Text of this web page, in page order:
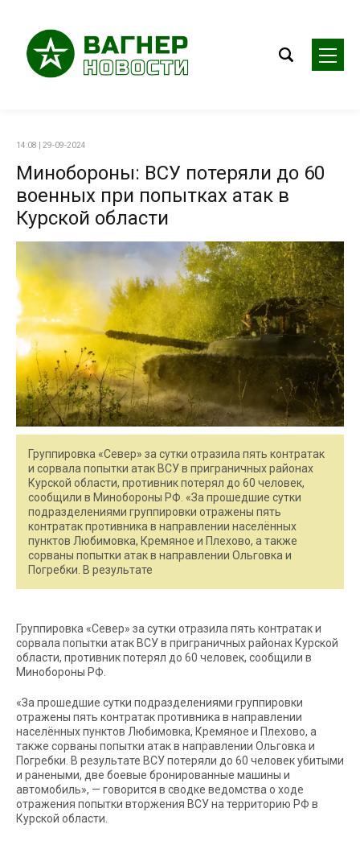
14:08 | 29-09-2024
Минобороны: ВСУ потеряли до 60
военных при попытках атак в
Курской области
Группировка «Север» за сутки отразила пять контратак
и сорвала попытки атак ВСУ в приграничных районах
Курской области, противник потерял до 60 человек,
сообщили в Минобороны РФ. «За прошедшие сутки
подразделениями группировки отражены пять
контратак противника в направлении населённых
пунктов Любимовка, Кремяное и Плехово, а также
сорваны попытки атак в направлении Ольговка и
Погребки. В результате
Группировка «Север» за сутки отразила пять контратак и
сорвала попытки атак ВСУ в приграничных районах Курской
области, противник потерял до 60 человек, сообщили в
Минобороны РФ.
«За прошедшие сутки подразделениями группировки
отражены пять контратак противника в направлении
населённых пунктов Любимовка, Кремяное и Плехово, а
также сорваны попытки атак в направлении Ольговка и
Погребки. В результате ВСУ потеряли до 60 человек убитыми
и ранеными, две боевые бронированные машины и
автомобиль», — говорится в сводке ведомства о ходе
отражения попытки вторжения ВСУ на территорию РФ в
Курской области.